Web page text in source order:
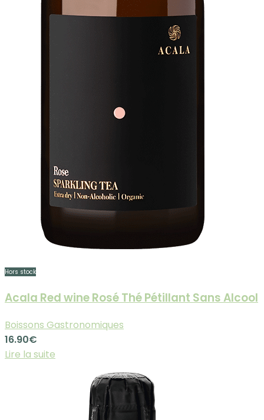
Hors stock
Acala Red wine Rosé Thé Pétillant Sans Alcool
Boissons Gastronomiques
16.90€
Lire la suite